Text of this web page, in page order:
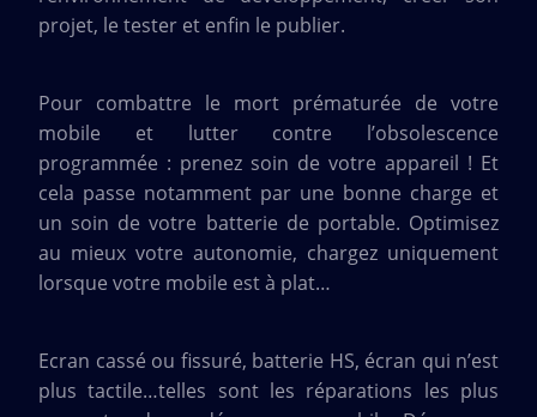
projet, le tester et enfin le publier.
Pour combattre le mort prématurée de votre
mobile et lutter contre l’obsolescence
programmée : prenez soin de votre appareil ! Et
cela passe notamment par une bonne charge et
un soin de votre batterie de portable. Optimisez
au mieux votre autonomie, chargez uniquement
lorsque votre mobile est à plat…
Ecran cassé ou fissuré, batterie HS, écran qui n’est
plus tactile…telles sont les réparations les plus